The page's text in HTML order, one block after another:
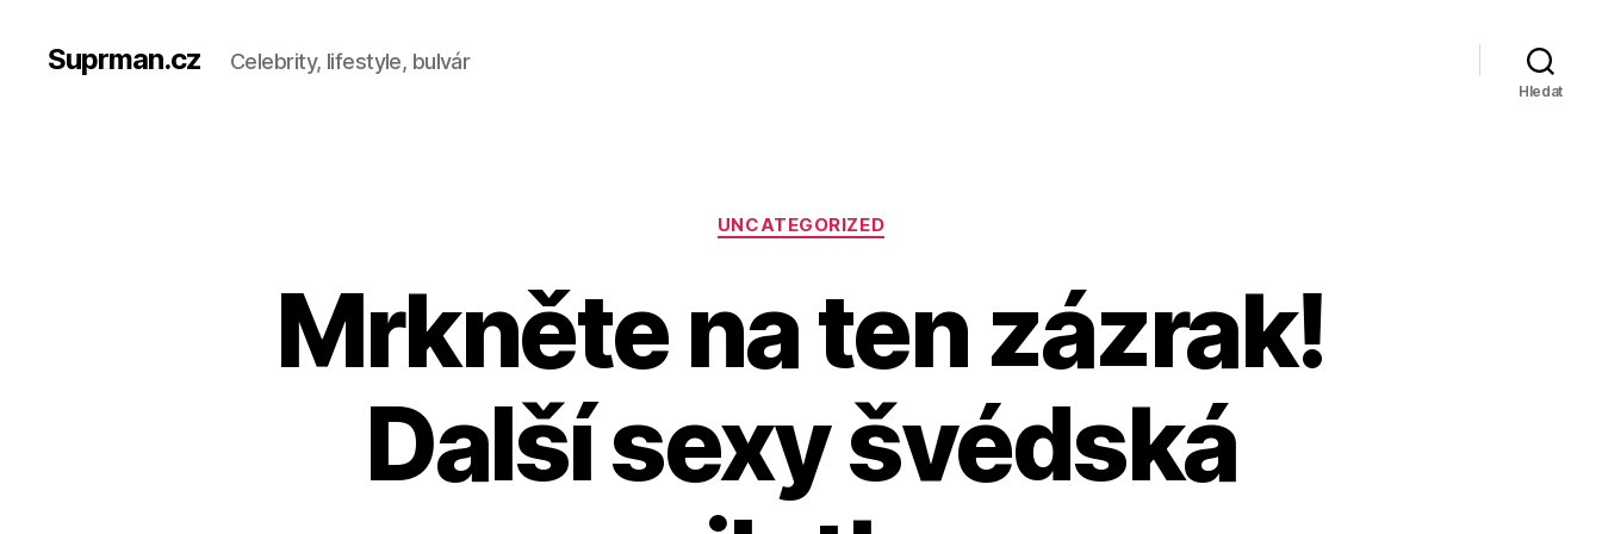
Suprman.cz Celebrity, lifestyle, bulvár
Hledat
Rubriky
UNCATEGORIZED
Mrkněte na ten zázrak!
Další sexy švédská